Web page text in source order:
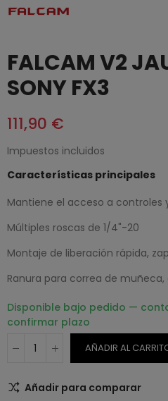
FALCAM V2
SONY FX3
111,90 €
Impuestos incluidos
Características principales
Mantiene el acceso a controles
Múltiples roscas de 1/4"-20
Montaje de liberación rápida,
Ranura para correa de
Disponible bajo pedido —
confirmar plazo
AÑADIR AL
Añadir para comparar